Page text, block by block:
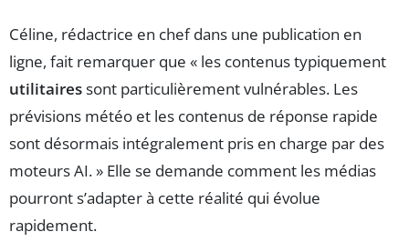
Céline, rédactrice en chef dans une publication en
ligne, fait remarquer que « les contenus typiquement
utilitairessont particulièrement vulnérables. Les
prévisions météo et les contenus de réponse rapide
sont désormais intégralement pris en charge par des
moteurs AI. » Elle se demande comment les médias
pourront s’adapter à cette réalité qui évolue
rapidement.